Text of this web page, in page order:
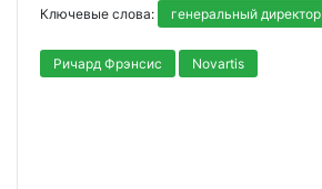
Ключевые слова: генеральный директор
Ричард Фрэнсис Novartis